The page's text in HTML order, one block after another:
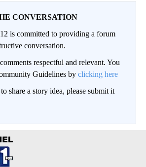
CONVERSATION
is committed to providing a forum
conversation.
respectful and relevant. You
Guidelines by clicking here
share a story idea, please submit it